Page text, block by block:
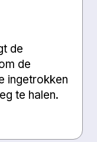
de
de
ingetrokken
te halen.